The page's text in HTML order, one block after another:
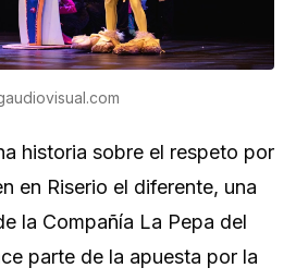
historia sobre el respeto por
en Riserio el diferente, una
la Compañía La Pepa del
parte de la apuesta por la